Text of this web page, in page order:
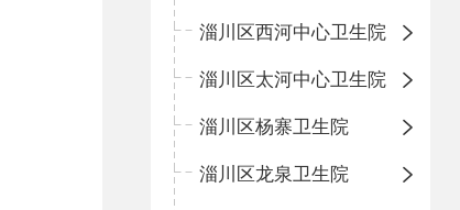
淄川区西河中心卫生院
淄川区太河中心卫生院
淄川区杨寨卫生院
淄川区龙泉卫生院